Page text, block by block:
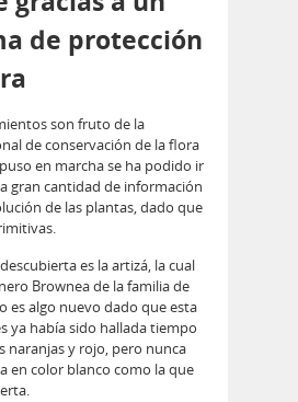
de protección
son fruto de la
de conservación de la flora
en marcha se ha podido ir
gran cantidad de información
de las plantas, dado que
es la artizá, la cual
Brownea de la familia de
es algo nuevo dado que esta
ya había sido hallada tiempo
naranjas y rojo, pero nunca
en color blanco como la que